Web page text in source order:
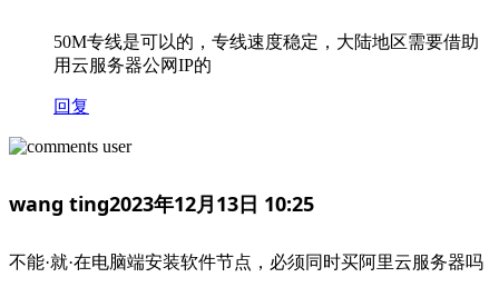
50M专线是可以的，专线速度稳定，大陆地区需要借助
用云服务器公网IP的
回复
wang ting2023年12月13日 10:25
不能·就·在电脑端安装软件节点，必须同时买阿里云服务器吗